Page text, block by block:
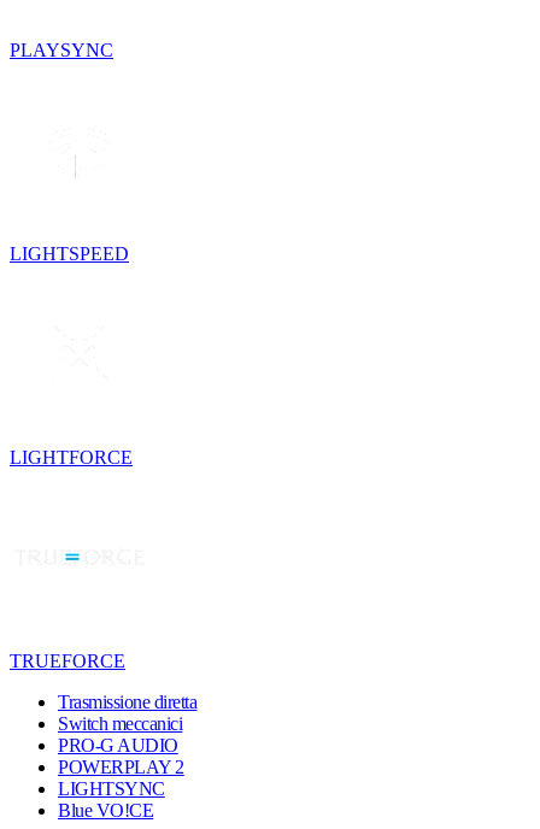
PLAYSYNC
LIGHTSPEED
LIGHTFORCE
TRUEFORCE
Trasmissione diretta
Switch meccanici
PRO-G AUDIO
POWERPLAY 2
LIGHTSYNC
Blue VO!CE